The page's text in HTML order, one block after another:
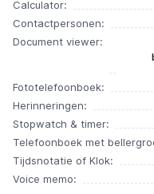
Calculator:
Contactpersonen:
Document viewer:
Fototelefoonboek:
Herinneringen:
Stopwatch & timer:
Telefoonboek met
Tijdsnotatie of Klok:
Voice memo: